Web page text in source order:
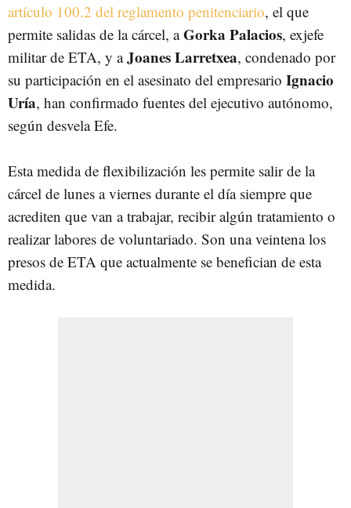
artículo 100.2 del reglamento penitenciario, el que
permite salidas de la cárcel, aGorka Palacios, exjefe
militar de ETA, y aJoanes Larretxea, condenado por
su participación en el asesinato del empresario Ignacio
Uría, han confirmado fuentes del ejecutivo autónomo,
según desvela Efe.
Esta medida de flexibilización les permite salir de la
cárcel de lunes a viernes durante el día siempre que
acrediten que van a trabajar, recibir algún tratamiento o
realizar labores de voluntariado. Son una veintena los
presos de ETA que actualmente se benefician de esta
medida.